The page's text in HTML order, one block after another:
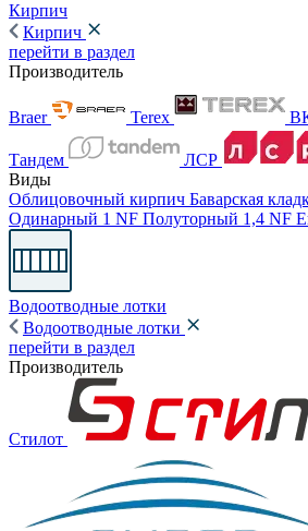
Кирпич
Кирпич
перейти в раздел
Производитель
Braer Terex
Тандем
ЛСР
Виды
Облицовочный кирпич Баварская
Одинарный 1 NF Полуторный 1,4 NF
Водоотводные лотки
Водоотводные лотки
перейти в раздел
Производитель
Стилот